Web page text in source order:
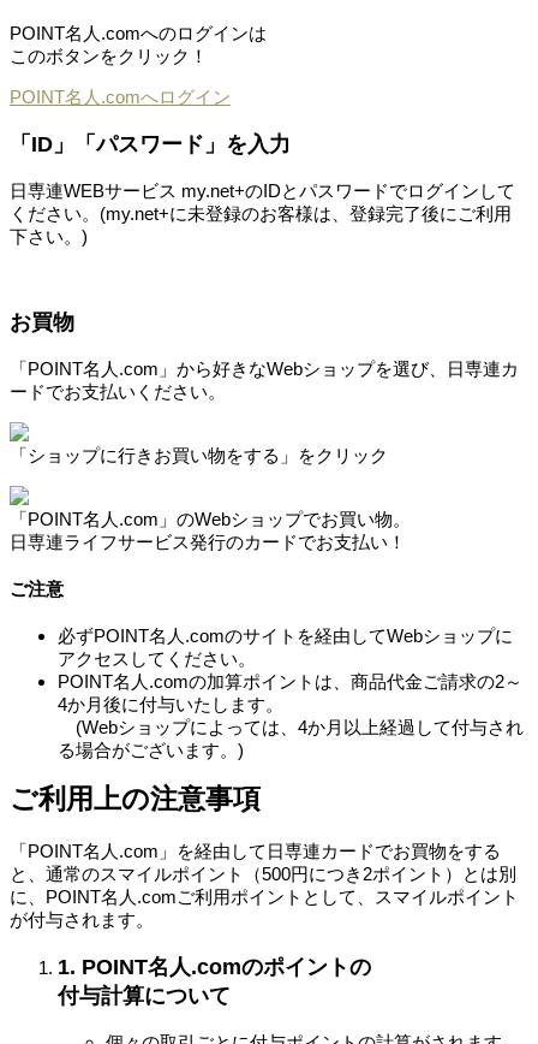
POINT名人.comへのログインは
このボタンをクリック！
POINT名人.comへログイン
「ID」「パスワード」を入力
日専連WEBサービス my.net+のIDとパスワードでログインして
ください。(my.net+に未登録のお客様は、登録完了後にご利用
下さい。)
お買物
「POINT名人.com」から好きなWebショップを選び、日専連カ
ードでお支払いください。
「ショップに行きお買い物をする」をクリック
「POINT名人.com」のWebショップでお買い物。
日専連ライフサービス発行のカードでお支払い！
ご注意
必ずPOINT名人.comのサイトを経由してWebショップに
アクセスしてください。
POINT名人.comの加算ポイントは、商品代金ご請求の2～
4か月後に付与いたします。
(Webショップによっては、4か月以上経過して付与され
る場合がございます。)
ご利用上の注意事項
「POINT名人.com」を経由して日専連カードでお買物をする
と、通常のスマイルポイント（500円につき2ポイント）とは別
に、POINT名人.comご利用ポイントとして、スマイルポイント
が付与されます。
1. POINT名人.comのポイントの
付与計算について